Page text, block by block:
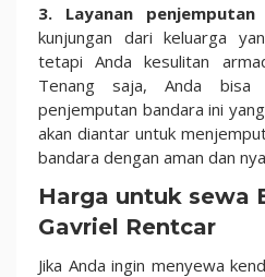
3. Layanan penjemputan
kunjungan dari keluarga
tetapi Anda kesulitan
Tenang saja, Anda bisa
penjemputan bandara ini
akan diantar untuk
bandara dengan aman dan
Harga untuk sewa
Gavriel Rentcar
Jika Anda ingin menyewa